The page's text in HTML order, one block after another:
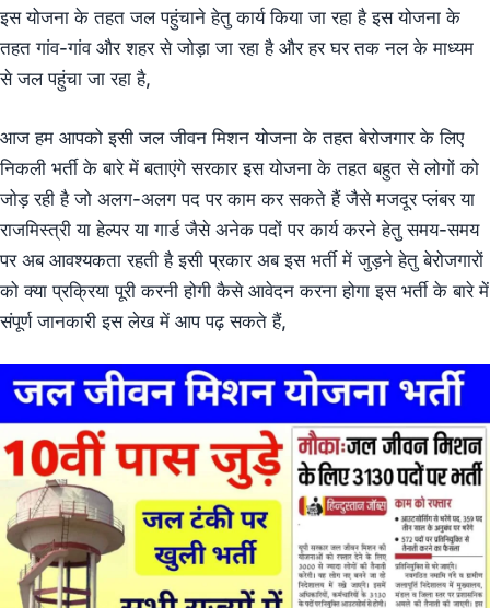
इस योजना के तहत जल पहुंचाने हेतु कार्य किया जा रहा है इस योजना के
तहत गांव-गांव और शहर से जोड़ा जा रहा है और हर घर तक नल के माध्यम
से जल पहुंचा जा रहा है,
आज हम आपको इसी जल जीवन मिशन योजना के तहत बेरोजगार के लिए
निकली भर्ती के बारे में बताएंगे सरकार इस योजना के तहत बहुत से लोगों को
जोड़ रही है जो अलग-अलग पद पर काम कर सकते हैं जैसे मजदूर प्लंबर या
राजमिस्त्री या हेल्पर या गार्ड जैसे अनेक पदों पर कार्य करने हेतु समय-समय
पर अब आवश्यकता रहती है इसी प्रकार अब इस भर्ती में जुड़ने हेतु बेरोजगारों
को क्या प्रक्रिया पूरी करनी होगी कैसे आवेदन करना होगा इस भर्ती के बारे में
संपूर्ण जानकारी इस लेख में आप पढ़ सकते हैं,